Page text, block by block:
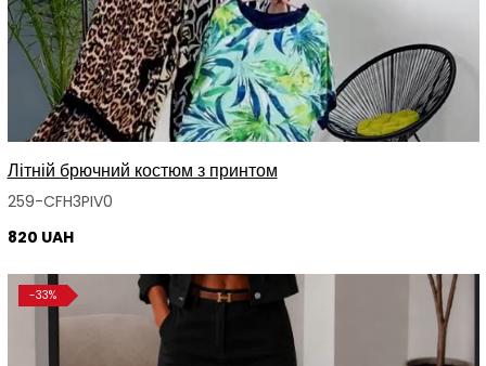
Літній брючний костюм з принтом
259-CFH3PIV0
820 UAH
-33%